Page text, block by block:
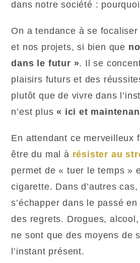
dans notre société :
On a tendance à se
et nos projets, si bien que
dans le futur ». Il se
plaisirs futurs et des
plutôt que de vivre dans
n’est plus« ici et
En attendant ce merveilleux
être du mal à résister au
permet de « tuer le temps »
cigarette. Dans d’autres
s’échapper dans le passé
des regrets. Drogues,
ne sont que des moyens de
l’instant présent.